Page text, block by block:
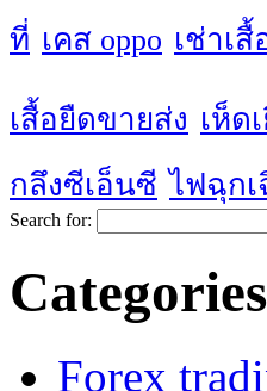
ที่ เคส oppo เช่าเ
เสื้อยืดขายส่ง เห็ด
กลึงซีเอ็นซี ไฟฉุก
Search for:
Categories
Forex